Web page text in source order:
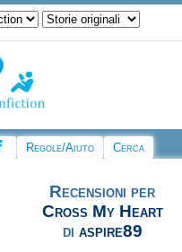
Regole/Aiuto Cerca
Recensioni per
Cross My Heart
di aspire89